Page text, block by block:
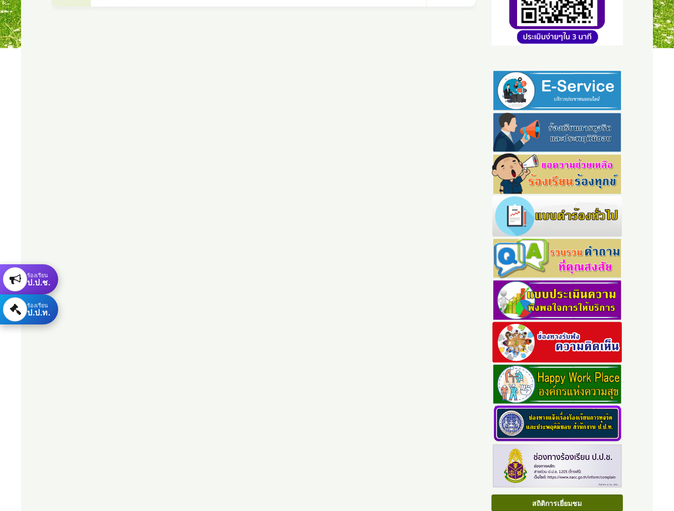
สถิติการเยี่ยมชม
ร้องเรียน
ป.ป.ช.
ร้องเรียน
ป.ป.ท.